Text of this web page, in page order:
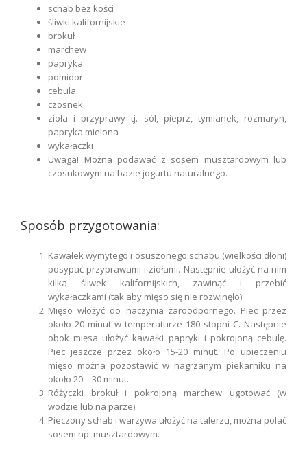
schab bez kości
śliwki kalifornijskie
brokuł
marchew
papryka
pomidor
cebula
czosnek
zioła i przyprawy tj. sól, pieprz, tymianek, rozmaryn,
papryka mielona
wykałaczki
Uwaga! Można podawać z sosem musztardowym lub
czosnkowym na bazie jogurtu naturalnego.
Sposób przygotowania:
Kawałek wymytego i osuszonego schabu (wielkości dłoni)
posypać przyprawami i ziołami. Następnie ułożyć na nim
kilka śliwek kalifornijskich, zawinąć i przebić
wykałaczkami (tak aby mięso się nie rozwinęło).
Mięso włożyć do naczynia żaroodpornego. Piec przez
około 20 minut w temperaturze 180 stopni C. Następnie
obok mięsa ułożyć kawałki papryki i pokrojoną cebulę.
Piec jeszcze przez około 15-20 minut. Po upieczeniu
mięso można pozostawić w nagrzanym piekarniku na
około 20 – 30 minut.
Różyczki brokuł i pokrojoną marchew ugotować (w
wodzie lub na parze).
Pieczony schab i warzywa ułożyć na talerzu, można polać
sosem np. musztardowym.